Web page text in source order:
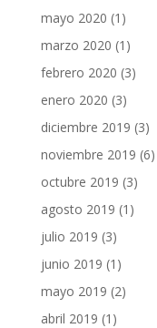
mayo 2020 (1)
marzo 2020 (1)
febrero 2020 (3)
enero 2020 (3)
diciembre 2019 (3)
noviembre 2019 (6)
octubre 2019 (3)
agosto 2019 (1)
julio 2019 (3)
junio 2019 (1)
mayo 2019 (2)
abril 2019 (1)